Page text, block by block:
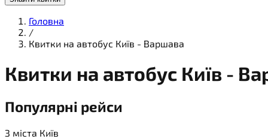
Головна
/
Квитки на автобус Київ - Варшава
Квитки на автобус Київ -
Популярні рейси
З міста Київ